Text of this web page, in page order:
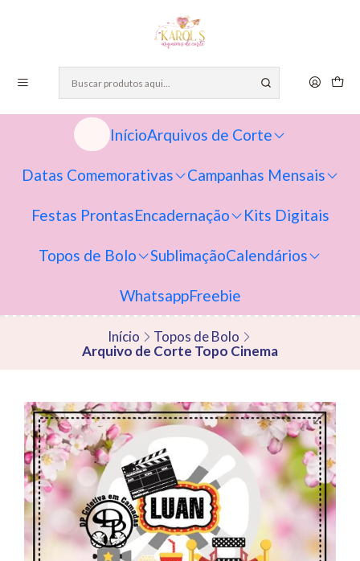
InícioArquivos de Corte
Datas Comemorativas Campanhas Mensais
Festas ProntasEncadernação Kits Digitais
Topos de Bolo SublimaçãoCalendários
WhatsappFreebie
Início
Topos de Bolo
Arquivo de Corte Topo Cinema